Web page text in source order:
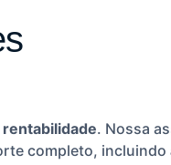
. Nossa
completo, incluindo